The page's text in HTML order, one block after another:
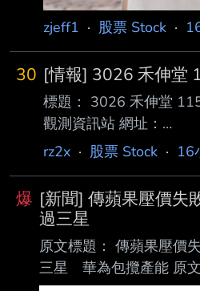
zjeff1 · 股票 Stock ·
30 [情報] 3026 禾伸堂
標題： 3026 禾伸堂
觀測資訊站 網址：
https://
期:115/08/05 2.審計委
3.財務報告或年度自結
期
(XXX/XX/XX~XXX/XX/
30 4.1月1日累計至本期
rz2x · 股票 Stock · 16
爆 [新聞] 傳蘋果壓價失
過三星
原文標題： 傳蘋果壓價
三星 華為包攬產能 原文